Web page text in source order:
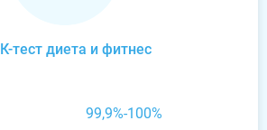
тест диета и фитнес
99,9%-100%